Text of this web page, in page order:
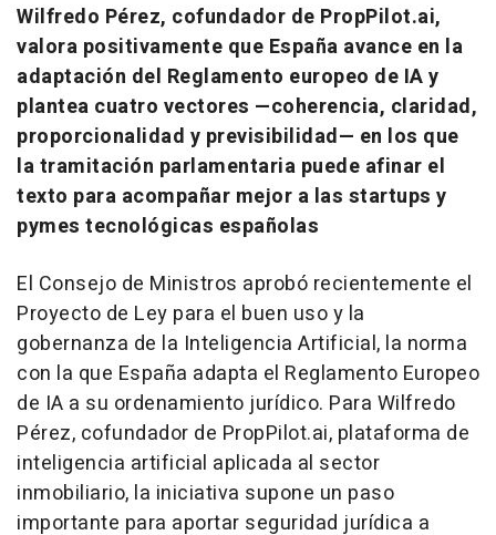
Wilfredo Pérez, cofundador de PropPilot.ai,
valora positivamente que España avance en la
adaptación del Reglamento europeo de IA y
plantea cuatro vectores —coherencia, claridad,
proporcionalidad y previsibilidad— en los que
la tramitación parlamentaria puede afinar el
texto para acompañar mejor a las startups y
pymes tecnológicas españolas
El Consejo de Ministros aprobó recientemente el
Proyecto de Ley para el buen uso y la
gobernanza de la Inteligencia Artificial, la norma
con la que España adapta el Reglamento Europeo
de IA a su ordenamiento jurídico. Para Wilfredo
Pérez, cofundador de PropPilot.ai, plataforma de
inteligencia artificial aplicada al sector
inmobiliario, la iniciativa supone un paso
importante para aportar seguridad jurídica a